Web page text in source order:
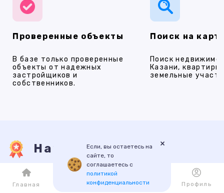
Проверенные объекты
В базе только проверенные
объекты от надежных
застройщиков и
собственников.
Поиск на
Поиск
Казани,
земельные
Наши услуги
ПРОДАЖА АРЕНДА НОВОСТРОЙКИ ИПОТЕКА
Если, вы остаетесь на
сайте, то
соглашаетесь с
политикой
конфиденциальности
×
Главная Каталог Избранное Профиль